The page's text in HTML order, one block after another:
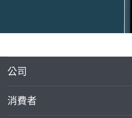
公司
消費者
繼續完成